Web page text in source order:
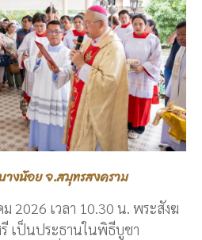
งน้อย จ.สมุทรสงคราม
เวลา 10.30 น. พระสังฆ
เป็นประธานในพิธีบูชา